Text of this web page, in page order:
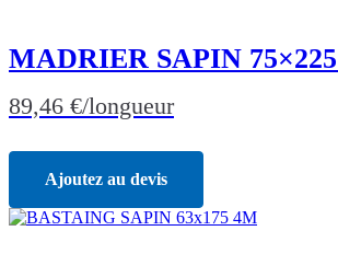
MADRIER SAPIN
89,46 €/longueur
Ajoutez au devis